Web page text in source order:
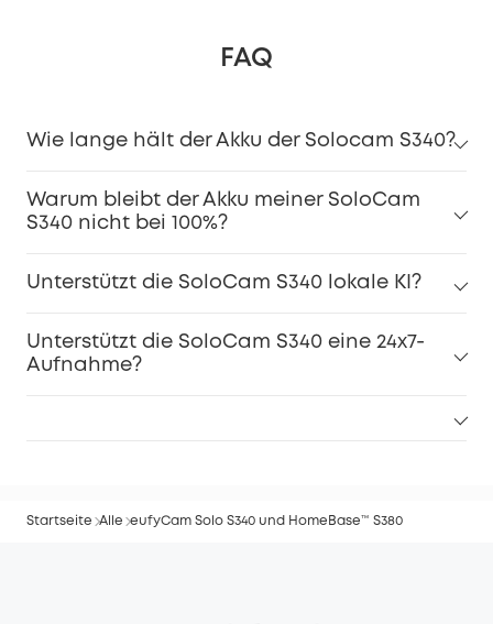
FAQ
Wie lange hält der Akku der Solocam S340?
Warum bleibt der Akku meiner SoloCam
S340 nicht bei 100%?
Unterstützt die SoloCam S340 lokale KI?
Unterstützt die SoloCam S340 eine 24x7-
Aufnahme?
Startseite Alle eufyCam Solo S340 und HomeBase™ S380